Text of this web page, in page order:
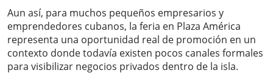
Aun así, para muchos pequeños empresarios y
emprendedores cubanos, la feria en Plaza América
representa una oportunidad real de promoción en un
contexto donde todavía existen pocos canales formales
para visibilizar negocios privados dentro de la isla.